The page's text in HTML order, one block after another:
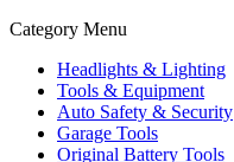
Category Menu
Headlights & Lighting
Tools & Equipment
Auto Safety & Security
Garage Tools
Original Battery Tools